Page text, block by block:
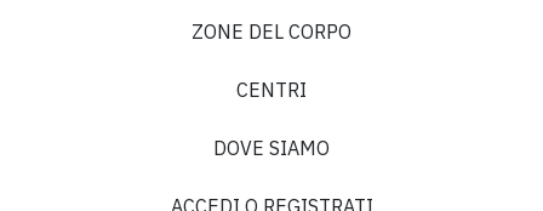
ZONE DEL CORPO
CENTRI
DOVE SIAMO
ACCEDI O REGISTRATI